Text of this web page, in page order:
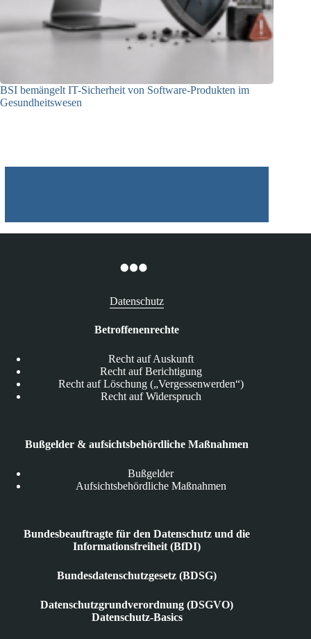
BSI bemängelt IT-Sicherheit von Software-Produkten im
Gesundheitswesen
Datenschutz
Betroffenenrechte
Recht auf Auskunft
Recht auf Berichtigung
Recht auf Löschung („Vergessenwerden“)
Recht auf Widerspruch
Bußgelder & aufsichtsbehördliche Maßnahmen
Bußgelder
Aufsichtsbehördliche Maßnahmen
Bundesbeauftragte für den Datenschutz und die
Informationsfreiheit (BfDI)
Bundesdatenschutzgesetz (BDSG)
Datenschutzgrundverordnung (DSGVO)
Datenschutz-Basics